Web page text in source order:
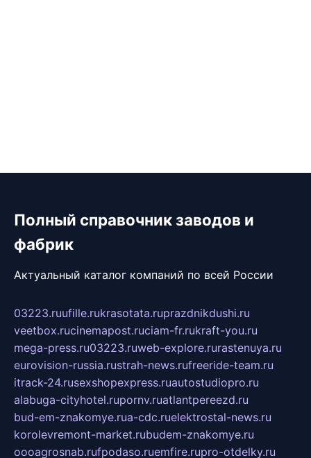
Полный справочник заводов и
фабрик
Актуальный каталог компаний по всей России
03223.ruufille.rukrasotata.ruprazdnikdushi.ru
veetbox.rucinemapost.ruciam-fr.rukraft-you.ru
mega-press.ru03223.ruweb-explore.rurastenuya.ru
eurovision-russia.rustrah-news.rufreeride-team.ru
itrack-24.rusexshopexpress.ruautostudiopro.ru
alabuga-cityhotel.rupornv.ruatlantpereezd.ru
bud-em-znakomye.rua-cdc.ruelektrostal-news.ru
korolevremont-market.rubudem-znakomye.ru
oooagrosnab.rufpodaso.ruemfire.rupro-otdelky.ru